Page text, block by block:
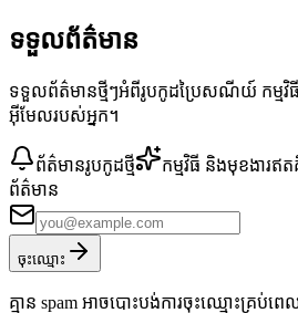
ទទួលព័ត៌មាន
ទទួលព័ត៌មានថ្មីៗអំពីរូបកូដប្រៃសណីយ៍ កម្មវិធី
អ៊ីមែលរបស់អ្នក។
ព័ត៌មានរូបកូដថ្មី កម្មវិធី និងមុខងារឥត
ព័ត៌មាន
ចុះឈ្មោះ
គ្មាន spam អាចបោះបង់ការចុះឈ្មោះគ្រប់ពេ